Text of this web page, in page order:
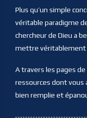
Plus qu’un simple
véritable paradigme
chercheur de Dieu a
mettre véritablement
A travers les pages
ressources dont vous
bien remplie et